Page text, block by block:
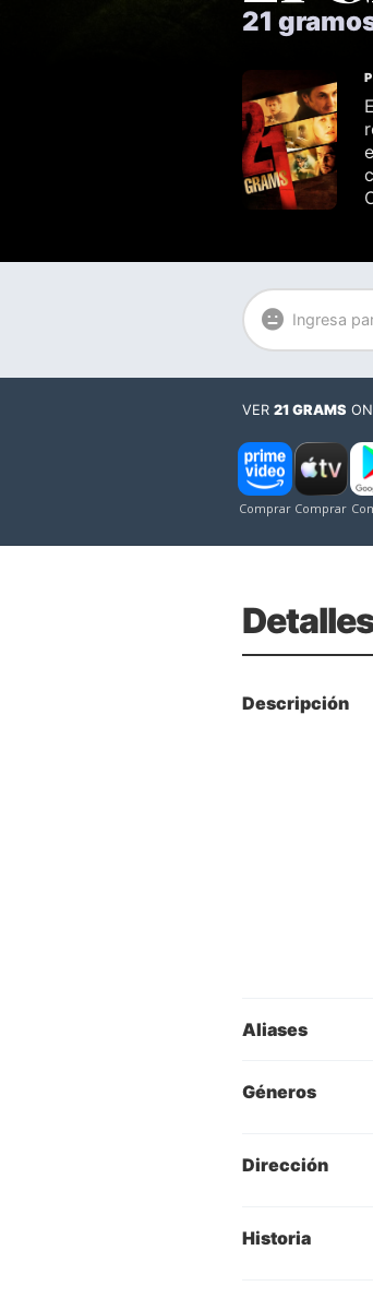
21
Ingresa
VER 21 GRAMS
Descripción
Aliases
Géneros
Dirección
Historia